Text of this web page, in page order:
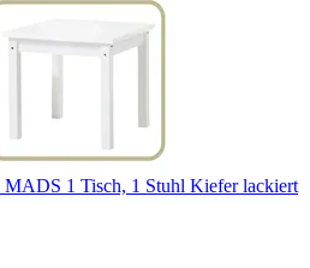
1 Tisch, 1 Stuhl Kiefer lackiert